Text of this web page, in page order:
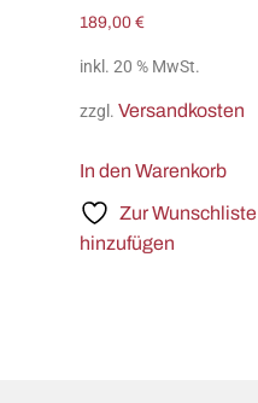
189,00 €
inkl. 20 % MwSt.
zzgl. Versandkosten
In den Warenkorb
Zur Wunschliste
hinzufügen